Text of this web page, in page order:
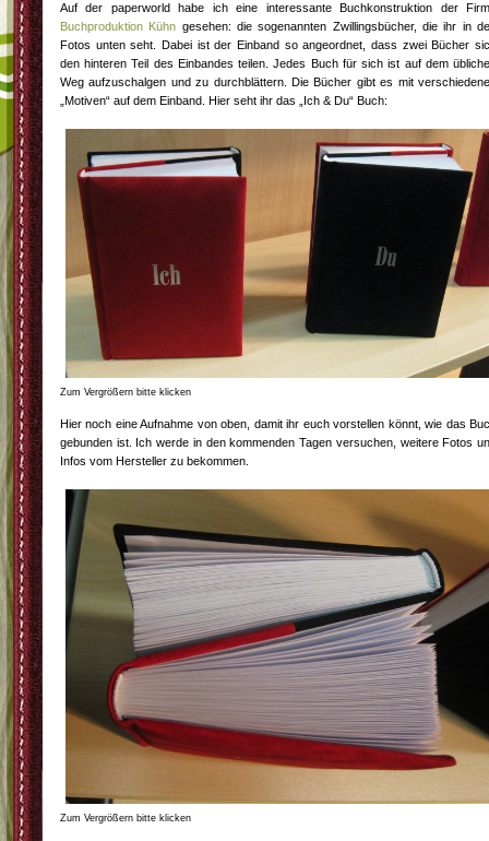
Auf der paperworld habe ich eine interessante Buchkonstruktion der
Buchproduktion Kühn gesehen: die sogenannten Zwillingsbücher, die ihr in
Fotos unten seht. Dabei ist der Einband so angeordnet, dass zwei Bücher
den hinteren Teil des Einbandes teilen. Jedes Buch für sich ist auf dem
Weg aufzuschalgen und zu durchblättern. Die Bücher gibt es mit
„Motiven“ auf dem Einband. Hier seht ihr das „Ich & Du“ Buch:
Zum Vergrößern bitte klicken
Hier noch eine Aufnahme von oben, damit ihr euch vorstellen könnt, wie das
gebunden ist. Ich werde in den kommenden Tagen versuchen, weitere Fotos
Infos vom Hersteller zu bekommen.
Zum Vergrößern bitte klicken